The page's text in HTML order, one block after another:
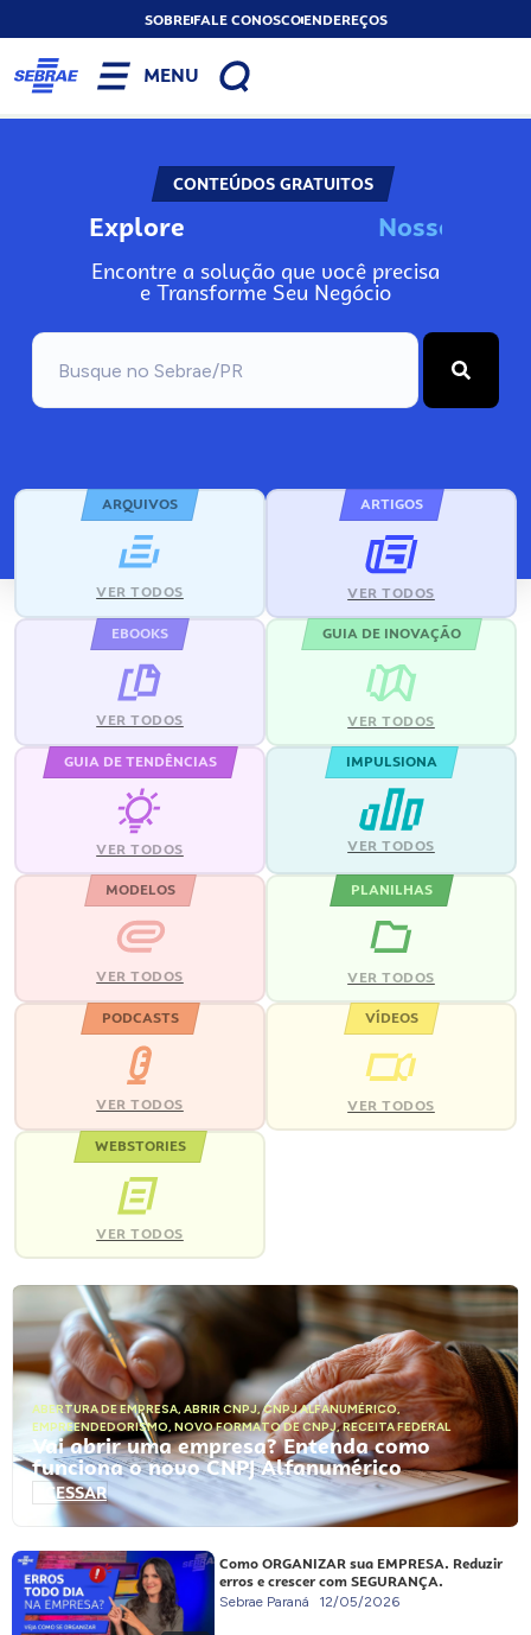
SOBREFALE CONOSCOENDEREÇOS
MENU
CONTEÚDOS GRATUITOS
Explore Nos
Encontre a solução que você precisa
e Transforme Seu Negócio
ARQUIVOS
VER TODOS
ARTIGOS
VER TODOS
EBOOKS
VER TODOS
GUIA DE INOVAÇÃO
VER TODOS
GUIA DE TENDÊNCIAS
VER TODOS
IMPULSIONA
VER TODOS
MODELOS
VER TODOS
PLANILHAS
VER TODOS
PODCASTS
VER TODOS
VÍDEOS
VER TODOS
WEBSTORIES
VER TODOS
ABERTURA DE EMPRESA, ABRIR CNPJ,CNPJ ALFANUMÉRICO,
EMPREENDEDORISMO, NOVO FORMATO DE CNPJ,RECEITA FEDERAL
Vai abrir uma empresa? Entenda como
funciona o novo CNPJ Alfanumérico
ACESSAR
Como ORGANIZAR sua EMPRESA. Reduzir
erros e crescer com SEGURANÇA.
Sebrae Paraná 12/05/2026